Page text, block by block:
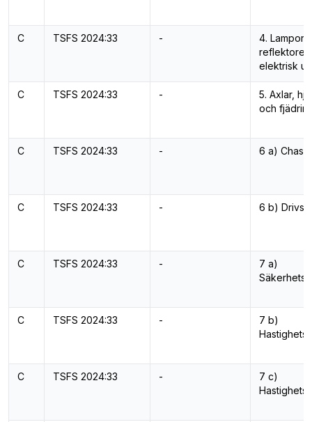
C TSFS 2024:33 -
4. Lampor,
reflektorer
elektrisk
C TSFS 2024:33 -
5. Axlar,
och
C TSFS 2024:33 - 6 a) Chassi
C TSFS 2024:33 - 6 b)
C TSFS 2024:33 -
7 a)
C TSFS 2024:33 -
7 b)
C TSFS 2024:33 -
7 c)